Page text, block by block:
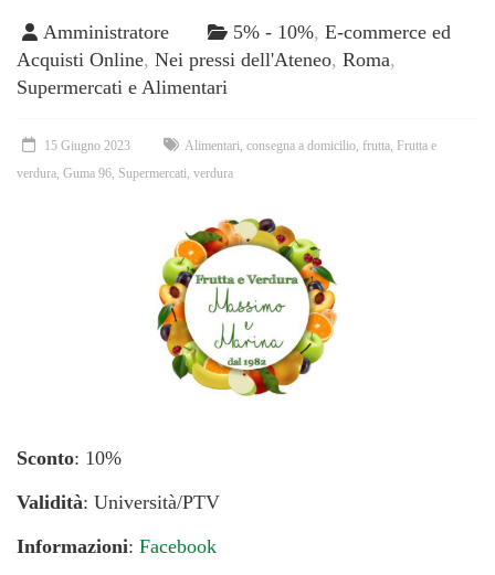
Amministratore 5% - 10%, E-commerce ed
Acquisti Online, Nei pressi dell'Ateneo, Roma,
Supermercati e Alimentari
15 Giugno 2023 Alimentari consegna a domicilio frutta Frutta e
verdura Guma 96 Supermercati verdura
Sconto: 10%
Validità: Università/PTV
Informazioni: Facebook